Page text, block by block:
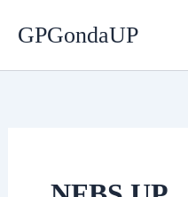
GPGondaUP